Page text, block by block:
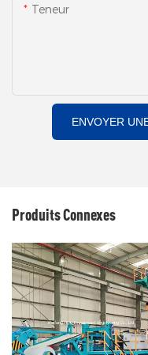
Teneur
ENVOYER
Produits Connexes